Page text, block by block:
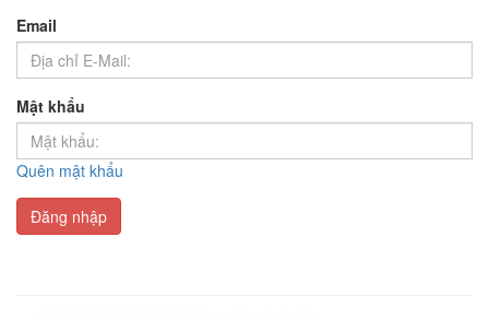
Email
Mật khẩu
Quên mật khẩu